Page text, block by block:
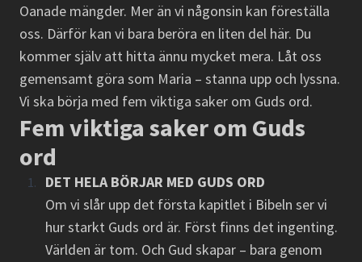
Oanade mängder. Mer än vi någonsin kan föreställa
oss. Därför kan vi bara beröra en liten del här. Du
kommer själv att hitta ännu mycket mera. Låt oss
gemensamt göra som Maria – stanna upp och lyssna.
Vi ska börja med fem viktiga saker om Guds ord.
Fem viktiga saker om Guds
ord
DET HELA BÖRJAR MED GUDS ORD
Om vi slår upp det första kapitlet i Bibeln ser vi
hur starkt Guds ord är. Först finns det ingenting.
Världen är tom. Och Gud skapar – bara genom